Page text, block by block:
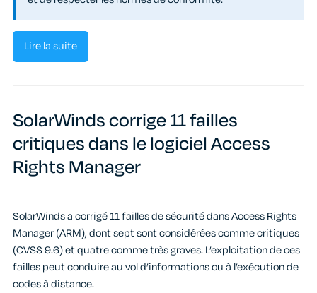
Lire la suite
SolarWinds corrige 11 failles
critiques dans le logiciel Access
Rights Manager
SolarWinds a corrigé 11 failles de sécurité dans Access Rights
Manager (ARM), dont sept sont considérées comme critiques
(CVSS 9.6) et quatre comme très graves. L’exploitation de ces
failles peut conduire au vol d’informations ou à l’exécution de
codes à distance.